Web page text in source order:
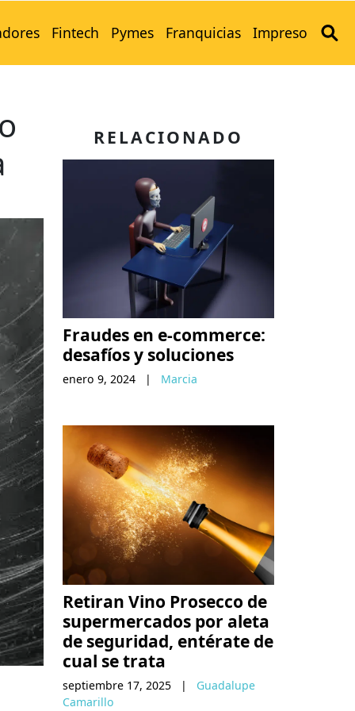
Fintech Pymes Franquicias Impreso
RELACIONADO
Fraudes en e-commerce:
desafíos y soluciones
enero 9, 2024 | Marcia
Retiran Vino Prosecco de
supermercados por aleta
de seguridad, entérate de
cual se trata
septiembre 17, 2025 |
Guadalupe
Camarillo